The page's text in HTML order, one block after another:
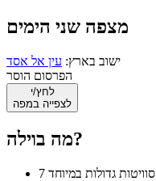
מצפה שני הימים
ישוב בארץ: עין אל אסד
הפרסום הוסר
לחץ/י
לצפייה במפה
מה בוילה?
7 סוויטות גדולות במיוחד